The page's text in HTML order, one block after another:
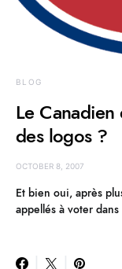
BLOG
Le
des logos ?
OCTOBER 8, 2007
Et bien oui, après
appellés à voter